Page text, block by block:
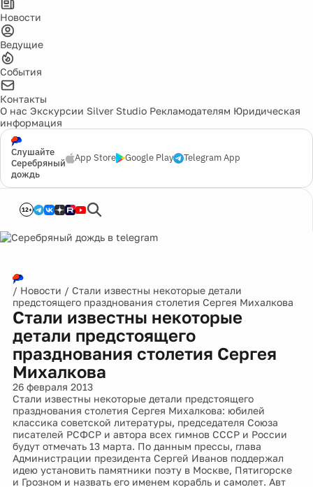
Новости
Ведущие
События
Контакты
О нас Экскурсии Silver Studio Рекламодателям Юридическая
информация
Слушайте
Серебряный
дождь
App Store Google Play Telegram App
12+
/ Новости / Стали известны некоторые детали
предстоящего празднования столетия Сергея Михалкова
Стали известны некоторые
детали предстоящего
празднования столетия Сергея
Михалкова
26 февраля 2013
Стали известны некоторые детали предстоящего
празднования столетия Сергея Михалкова: юбилей
классика советской литературы, председателя Союза
писателей РСФСР и автора всех гимнов СССР и России
будут отмечать 13 марта. По данным прессы, глава
Администрации президента Сергей Иванов поддержал
идею установить памятники поэту в Москве, Пятигорске
и Грозном и назвать его именем корабль и самолет. Авт